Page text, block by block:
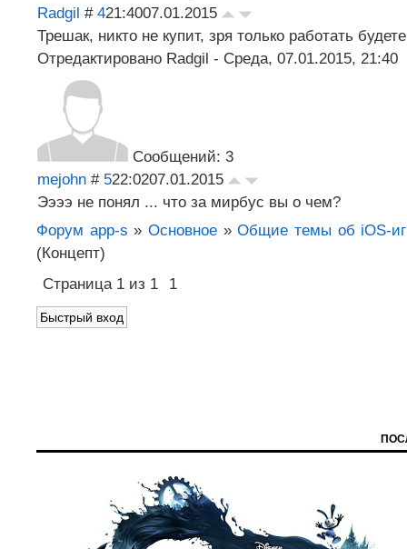
Radgil # 421:4007.01.2015
Трешак, никто не купит, зря только работать
Отредактировано Radgil - Среда, 07.01.2015, 21:40
Сообщений: 3
mejohn # 522:0207.01.2015
Ээээ не понял ... что за мирбус вы о чем?
Форум app-s » Основное » Общие темы об iOS-
(Концепт)
Страница 1 из 1 1